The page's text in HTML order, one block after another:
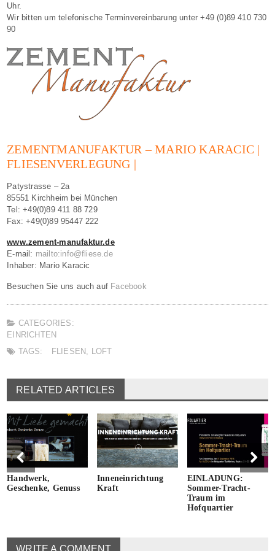
Uhr.
Wir bitten um telefonische Terminvereinbarung unter +49 (0)89 410 730
90
ZEMENTMANUFAKTUR – MARIO KARACIC |
FLIESENVERLEGUNG |
Patystrasse – 2a
85551 Kirchheim bei München
Tel: +49(0)89 411 88 729
Fax: +49(0)89 95447 222
www.zement-manufaktur.de
E-mail: mailto:info@fliese.de
Inhaber: Mario Karacic
Besuchen Sie uns auch auf Facebook
CATEGORIES:
EINRICHTEN
TAGS:
FLIESEN LOFT
RELATED ARTICLES
Handwerk,
Geschenke, Genuss
Inneneinrichtung
Kraft
EINLADUNG:
Sommer-Tracht-
Traum im
Hofquartier
WRITE A COMMENT